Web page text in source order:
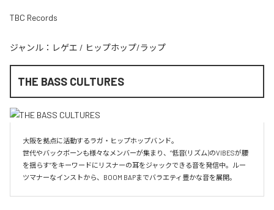
TBC Records
ジャンル： レゲエ / ヒップホップ/ラップ
THE BASS CULTURES
大阪を拠点に活動するラガ・ヒップホップバンド。
世代やバックボーンも様々なメンバーが集まり、”低音(リズム)のVIBESが腰
を揺らす”をキーワードにリスナーの耳をジャックできる音を発信中。ルー
ツマナーなインストから、BOOM BAPまでバラエティ豊かな音を展開。